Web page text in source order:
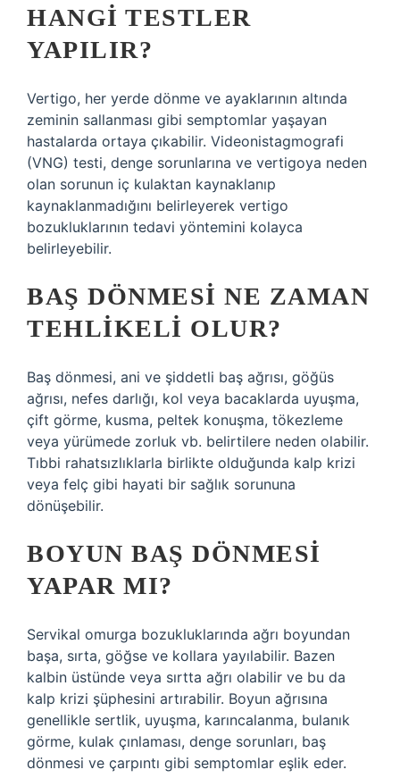
HANGI TESTLER
YAPILIR?
Vertigo, her yerde dönme ve ayaklarının altında
zeminin sallanması gibi semptomlar yaşayan
hastalarda ortaya çıkabilir. Videonistagmografi
(VNG) testi, denge sorunlarına ve vertigoya neden
olan sorunun iç kulaktan kaynaklanıp
kaynaklanmadığını belirleyerek vertigo
bozukluklarının tedavi yöntemini kolayca
belirleyebilir.
BAŞ DÖNMESI NE ZAMAN
TEHLIKELI OLUR?
Baş dönmesi, ani ve şiddetli baş ağrısı, göğüs
ağrısı, nefes darlığı, kol veya bacaklarda uyuşma,
çift görme, kusma, peltek konuşma, tökezleme
veya yürümede zorluk vb. belirtilere neden olabilir.
Tıbbi rahatsızlıklarla birlikte olduğunda kalp krizi
veya felç gibi hayati bir sağlık sorununa
dönüşebilir.
BOYUN BAŞ DÖNMESI
YAPAR MI?
Servikal omurga bozukluklarında ağrı boyundan
başa, sırta, göğse ve kollara yayılabilir. Bazen
kalbin üstünde veya sırtta ağrı olabilir ve bu da
kalp krizi şüphesini artırabilir. Boyun ağrısına
genellikle sertlik, uyuşma, karıncalanma, bulanık
görme, kulak çınlaması, denge sorunları, baş
dönmesi ve çarpıntı gibi semptomlar eşlik eder.